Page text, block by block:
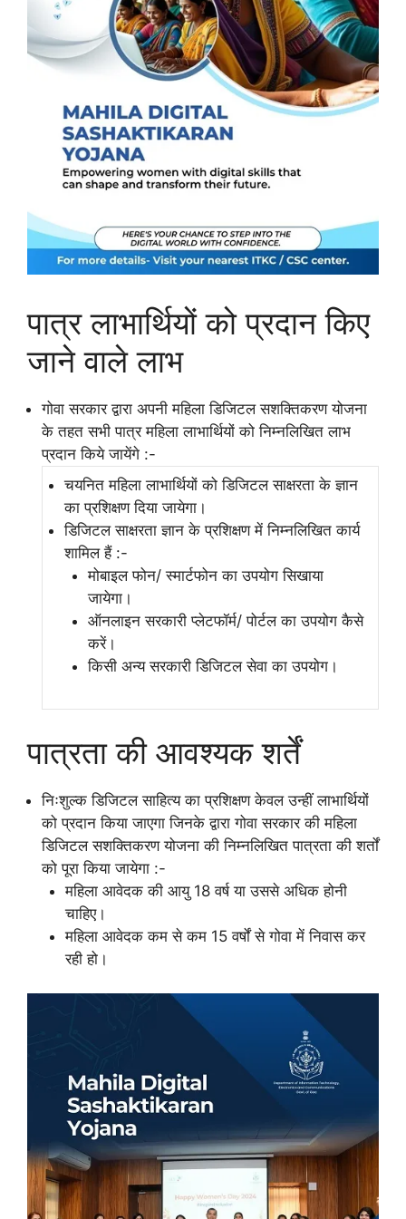
पात्र लाभार्थियों को प्रदान किए
जाने वाले लाभ
गोवा सरकार द्वारा अपनी महिला डिजिटल सशक्तिकरण योजना
के तहत सभी पात्र महिला लाभार्थियों को निम्नलिखित लाभ
प्रदान किये जायेंगे :-
चयनित महिला लाभार्थियों को डिजिटल साक्षरता के ज्ञान
का प्रशिक्षण दिया जायेगा।
डिजिटल साक्षरता ज्ञान के प्रशिक्षण में निम्नलिखित कार्य
शामिल हैं :-
मोबाइल फोन/ स्मार्टफोन का उपयोग सिखाया
जायेगा।
ऑनलाइन सरकारी प्लेटफॉर्म/ पोर्टल का उपयोग कैसे
करें।
किसी अन्य सरकारी डिजिटल सेवा का उपयोग।
पात्रता की आवश्यक शर्तें
निःशुल्क डिजिटल साहित्य का प्रशिक्षण केवल उन्हीं लाभार्थियों
को प्रदान किया जाएगा जिनके द्वारा गोवा सरकार की महिला
डिजिटल सशक्तिकरण योजना की निम्नलिखित पात्रता की शर्तों
को पूरा किया जायेगा :-
महिला आवेदक की आयु 18 वर्ष या उससे अधिक होनी
चाहिए।
महिला आवेदक कम से कम 15 वर्षों से गोवा में निवास कर
रही हो।